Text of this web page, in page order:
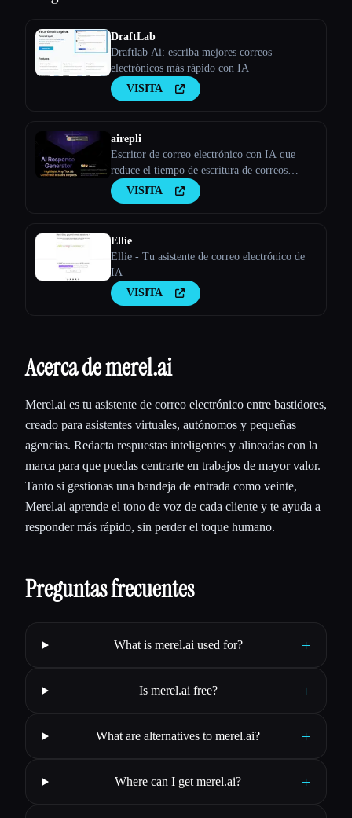
DraftLab
Draftlab Ai: escriba mejores correos
electrónicos más rápido con IA
VISITA
airepli
Escritor de correo electrónico con IA que
reduce el tiempo de escritura de correos
electrónicos en un 50%, resalta el correo
electrónico y genera respuestas instantáneas
VISITA
Ellie
Ellie - Tu asistente de correo electrónico de
IA
VISITA
Acerca de merel.ai
Merel.ai es tu asistente de correo electrónico entre bastidores,
creado para asistentes virtuales, autónomos y pequeñas
agencias. Redacta respuestas inteligentes y alineadas con la
marca para que puedas centrarte en trabajos de mayor valor.
Tanto si gestionas una bandeja de entrada como veinte,
Merel.ai aprende el tono de voz de cada cliente y te ayuda a
responder más rápido, sin perder el toque humano.
Preguntas frecuentes
What is merel.ai used for? +
Is merel.ai free? +
What are alternatives to merel.ai? +
Where can I get merel.ai? +